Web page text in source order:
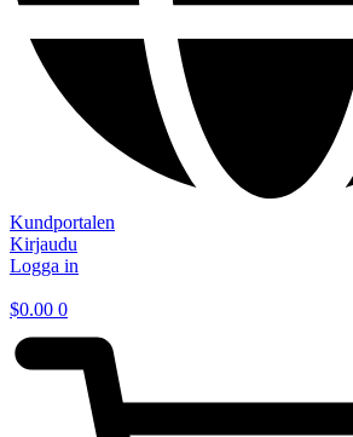
Kundportalen
Kirjaudu
Logga in
$0.00 0